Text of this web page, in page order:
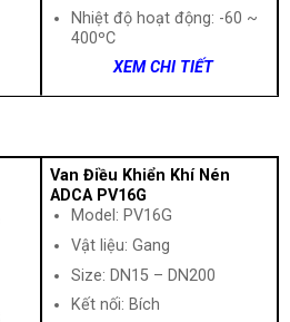
Nhiệt độ hoạt động: -60 ~
400ºC
XEM CHI TIẾT
Van Điều Khiển Khí Nén
ADCA PV16G
Model: PV16G
Vật liệu: Gang
Size: DN15 – DN200
Kết nối: Bích